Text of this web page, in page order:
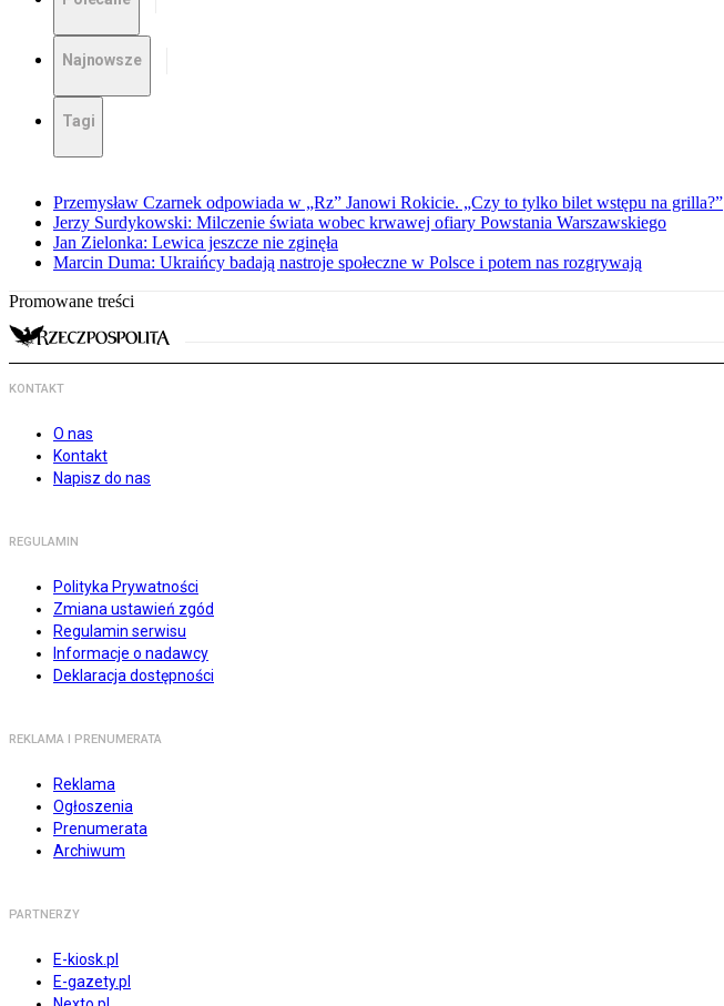
Najnowsze
Tagi
Przemysław Czarnek odpowiada w „Rz” Janowi Rokicie. „Czy to tylko bilet wstępu na grilla?”
Jerzy Surdykowski: Milczenie świata wobec krwawej ofiary Powstania Warszawskiego
Jan Zielonka: Lewica jeszcze nie zginęła
Marcin Duma: Ukraińcy badają nastroje społeczne w Polsce i potem nas rozgrywają
Promowane treści
KONTAKT
O nas
Kontakt
Napisz do nas
REGULAMIN
Polityka Prywatności
Zmiana ustawień zgód
Regulamin serwisu
Informacje o nadawcy
Deklaracja dostępności
REKLAMA I PRENUMERATA
Reklama
Ogłoszenia
Prenumerata
Archiwum
PARTNERZY
E-kiosk.pl
E-gazety.pl